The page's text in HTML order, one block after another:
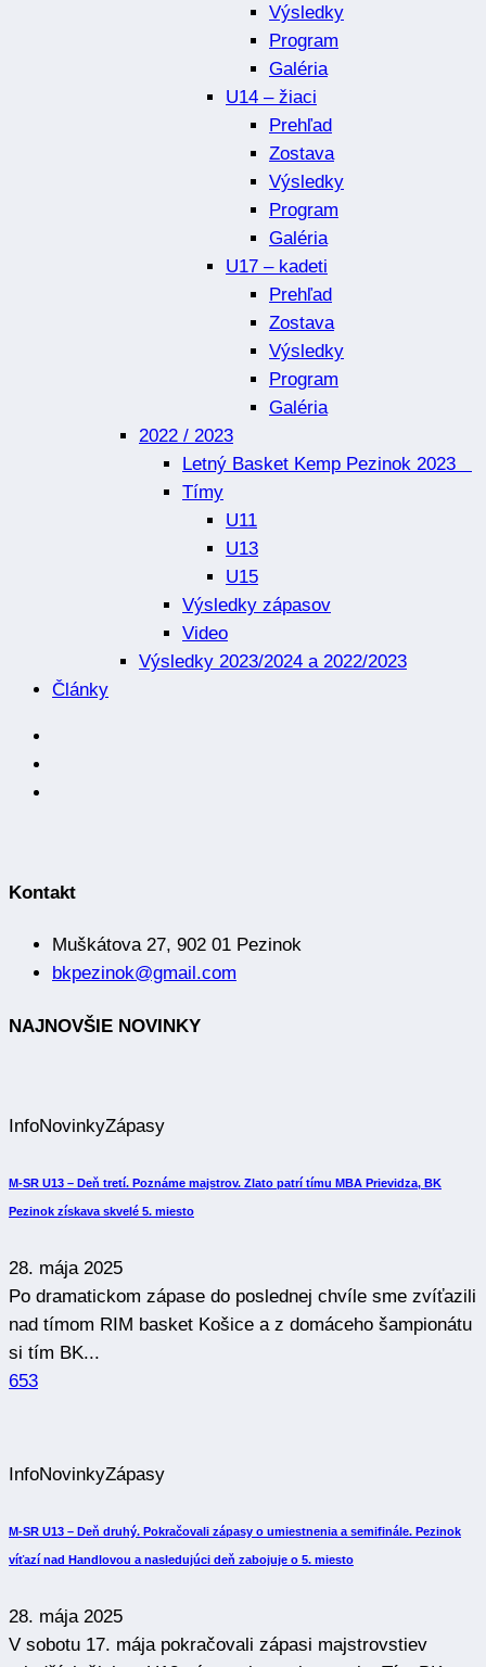
Výsledky
Program
Galéria
U14 – žiaci
Prehľad
Zostava
Výsledky
Program
Galéria
U17 – kadeti
Prehľad
Zostava
Výsledky
Program
Galéria
2022 / 2023
Letný Basket Kemp Pezinok 2023
Tímy
U11
U13
U15
Výsledky zápasov
Video
Výsledky 2023/2024 a 2022/2023
Články
Kontakt
Muškátova 27, 902 01 Pezinok
bkpezinok@gmail.com
NAJNOVŠIE NOVINKY
InfoNovinkyZápasy
M-SR U13 – Deň tretí. Poznáme majstrov. Zlato patrí tímu MBA Prievidza, BK
Pezinok získava skvelé 5. miesto
28. mája 2025
Po dramatickom zápase do poslednej chvíle sme zvíťazili
nad tímom RIM basket Košice a z domáceho šampionátu
si tím BK...
653
InfoNovinkyZápasy
M-SR U13 – Deň druhý. Pokračovali zápasy o umiestnenia a semifinále. Pezinok
víťazí nad Handlovou a nasledujúci deň zabojuje o 5. miesto
28. mája 2025
V sobotu 17. mája pokračovali zápasi majstrovstiev